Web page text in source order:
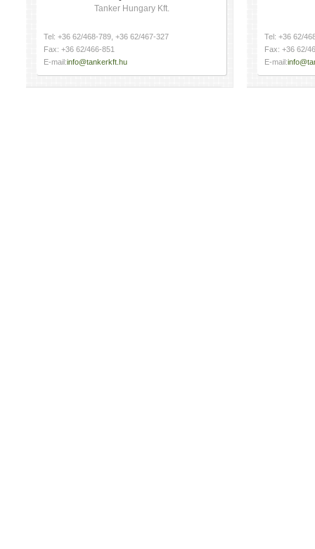
Tanker Hungary Kft.
Tel: +36 62/468-789, +36 62/467-327
Fax: +36 62/466-851
E-mail:info@tankerkft.hu
Tel: +36 62/
Fax: +36 62/
E-mail: